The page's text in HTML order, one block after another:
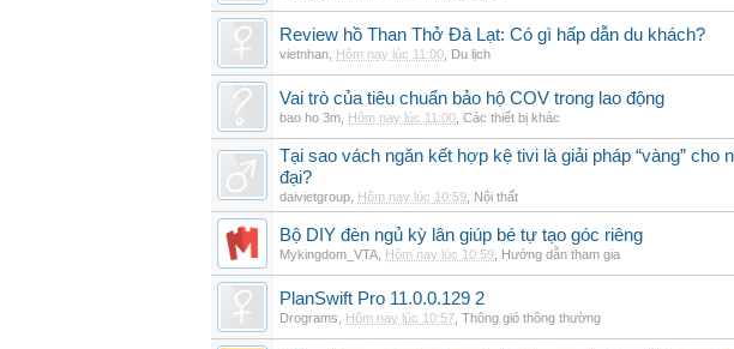
Review hồ Than Thở Đà Lạt: Có gì hấp dẫn du khách?
vietnhan Hôm nay lúc 11:00 Du lịch
Vai trò của tiêu chuẩn bảo hộ COV trong lao động
bao ho 3m Hôm nay lúc 11:00 Các thiết bị khác
Tại sao vách ngăn kết hợp kệ tivi là giải pháp “vàng” cho
đại?
daivietgroup Hôm nay lúc 10:59 Nội thất
Bộ DIY đèn ngủ kỳ lân giúp bé tự tạo góc riêng
Mykingdom_VTA Hôm nay lúc 10:59 Hướng dẫn tham gia
PlanSwift Pro 11.0.0.129 2
Drograms Hôm nay lúc 10:57 Thông gió thông thường